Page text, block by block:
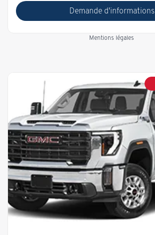
Demande d'informations
Mentions légales